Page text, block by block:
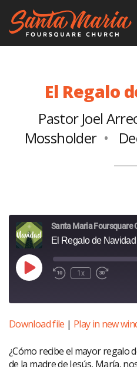
El Regalo
Pastor Joel
Mossholder
Santa Maria Foursquare
El Regalo de Navidad
Play
Episode
1x
SHARE
LINK
Download file | Play in new
¿Cómo recibe el mayor regalo
de la madre de Jesús, María,